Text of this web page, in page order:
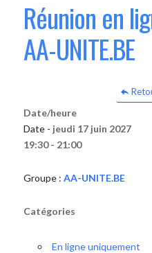
Réunion en
AA-UNITE.BE
Date/heure
Date - jeudi 17 juin 2027
19:30 - 21:00
Groupe : AA-UNITE.BE
Catégories
En ligne uniquement